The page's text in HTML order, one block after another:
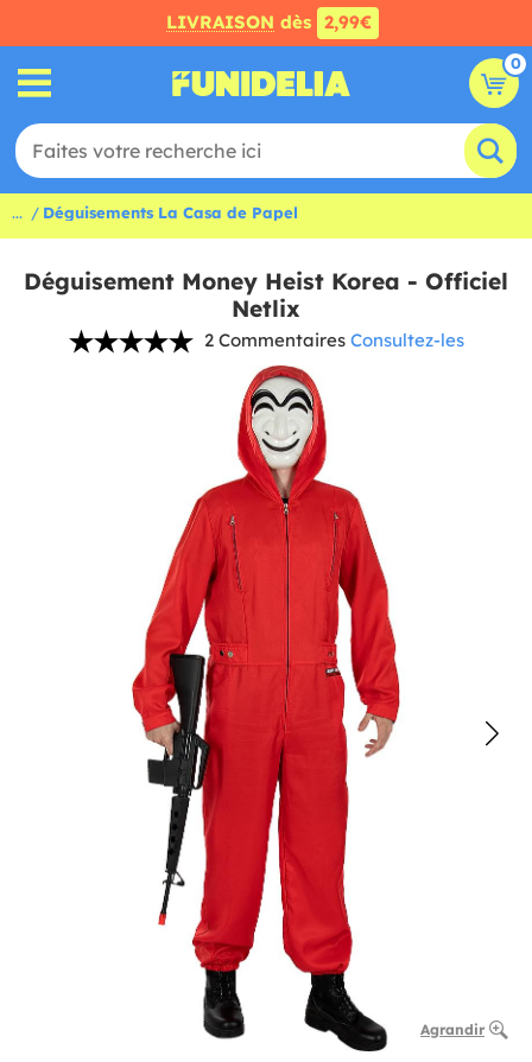
LIVRAISON dès 2,99€
0
... Déguisements La Casa de Papel
Déguisement Money Heist Korea - Officiel
Netlix
2 Commentaires Consultez-les
Agrandir